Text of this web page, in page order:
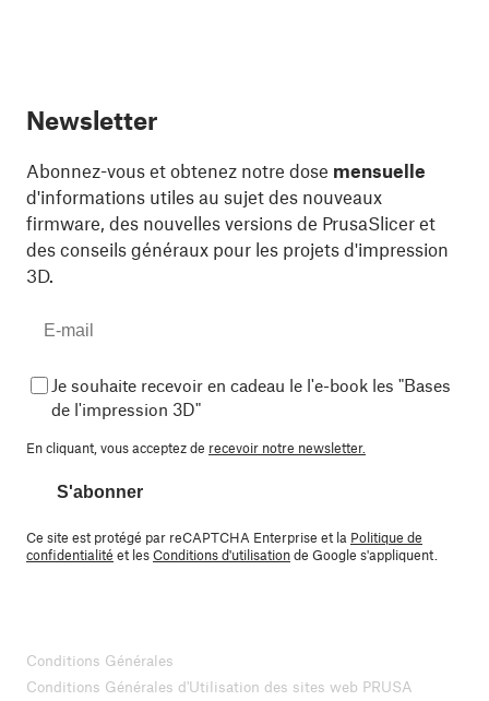
Newsletter
Abonnez-vous et obtenez notre dose mensuelle
d'informations utiles au sujet des nouveaux
firmware, des nouvelles versions de PrusaSlicer et
des conseils généraux pour les projets d'impression
3D.
Je souhaite recevoir en cadeau le l'e-book les "Bases
de l'impression 3D"
En cliquant, vous acceptez de recevoir notre newsletter.
S'abonner
Ce site est protégé par reCAPTCHA Enterprise et la Politique de
confidentialité et lesConditions d'utilisationde Google s'appliquent.
Conditions Générales
Conditions Générales d'Utilisation des sites web PRUSA